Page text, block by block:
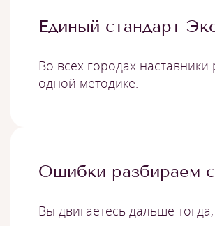
Единый стандарт
Во всех городах
одной методике.
Ошибки разбираем
Вы двигаетесь дальше